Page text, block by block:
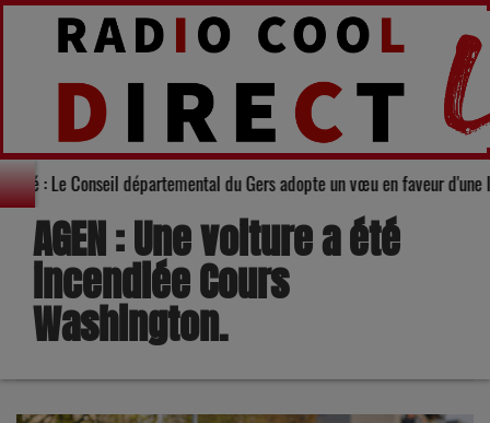
Solidarité : Le Conseil départemental du Gers adopte un vœu
AGEN : Une voiture a été
incendiée Cours
Washington.